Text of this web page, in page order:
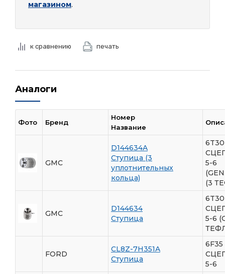
магазином.
к сравнению печать
Аналоги
Фото Бренд
Номер
Название
GMC
D144634A
Ступица (3
уплотнительных
кольца)
5-6
(3
GMC
D144634
Ступица
5-6
FORD
CL8Z-7H351A
Ступица
6F35
5-6